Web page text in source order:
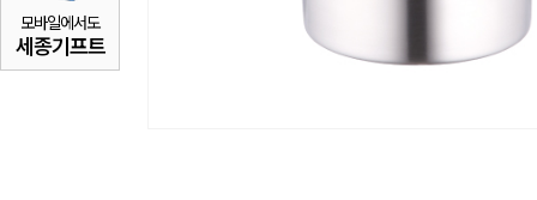
모바일에서도
세종기프트